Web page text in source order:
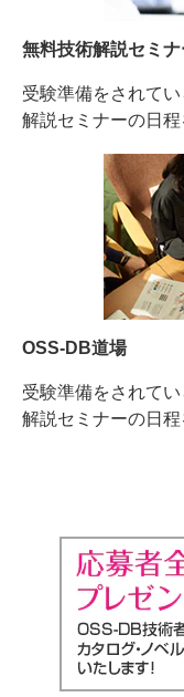
無料技術解説セミナ
受験準備をされて
解説セミナーの日程
OSS-DB道場
受験準備をされて
解説セミナーの日程